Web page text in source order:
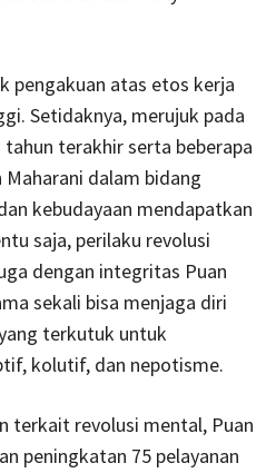
pengakuan atas etos kerja
Setidaknya, merujuk pada
terakhir serta beberapa
Maharani dalam bidang
kebudayaan mendapatkan
saja, perilaku revolusi
dengan integritas Puan
sekali bisa menjaga diri
terkutuk untuk
kolutif, dan nepotisme.
terkait revolusi mental, Puan
peningkatan 75 pelayanan